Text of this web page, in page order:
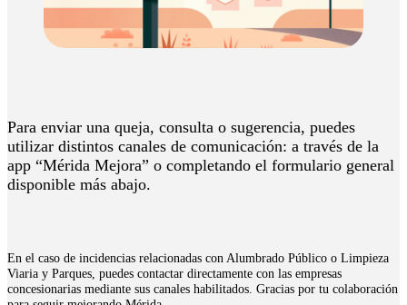
Para enviar una queja, consulta o sugerencia, puedes
utilizar distintos canales de comunicación: a través de la
app “Mérida Mejora” o completando el formulario general
disponible más abajo.
En el caso de incidencias relacionadas con Alumbrado Público o Limpieza
Viaria y Parques, puedes contactar directamente con las empresas
concesionarias mediante sus canales habilitados. Gracias por tu colaboración